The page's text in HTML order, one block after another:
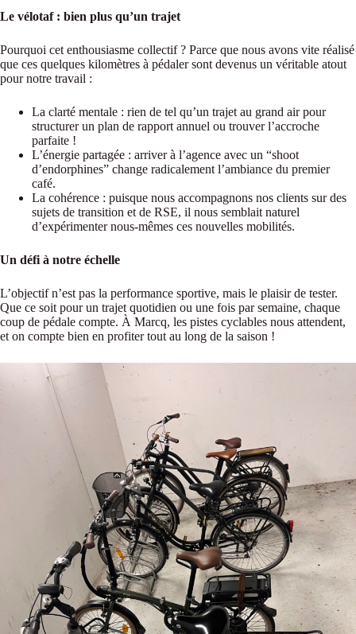
Le vélotaf : bien plus qu’un trajet
Pourquoi cet enthousiasme collectif ? Parce que nous avons vite réalisé
que ces quelques kilomètres à pédaler sont devenus un véritable atout
pour notre travail :
La clarté mentale : rien de tel qu’un trajet au grand air pour
structurer un plan de rapport annuel ou trouver l’accroche
parfaite !
L’énergie partagée : arriver à l’agence avec un “shoot
d’endorphines” change radicalement l’ambiance du premier
café.
La cohérence : puisque nous accompagnons nos clients sur des
sujets de transition et de RSE, il nous semblait naturel
d’expérimenter nous-mêmes ces nouvelles mobilités.
Un défi à notre échelle
L’objectif n’est pas la performance sportive, mais le plaisir de tester.
Que ce soit pour un trajet quotidien ou une fois par semaine, chaque
coup de pédale compte. À Marcq, les pistes cyclables nous attendent,
et on compte bien en profiter tout au long de la saison !